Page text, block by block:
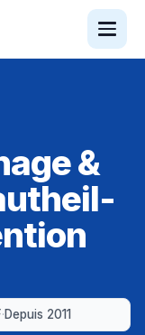
&
·Depuis 2011